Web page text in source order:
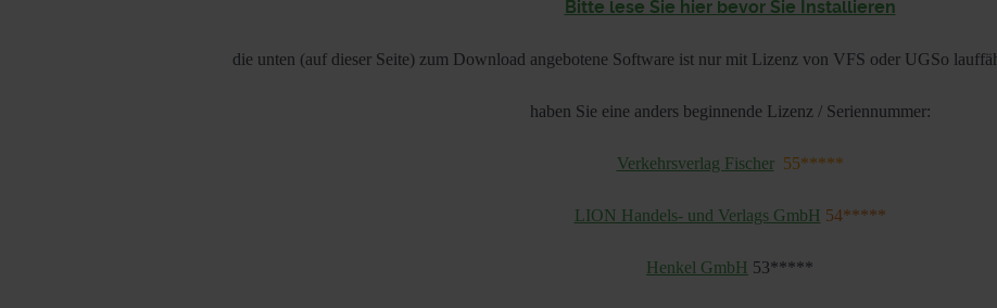
Bitte lese Sie hier bevor Sie Installieren
die unten (auf dieser Seite) zum Download angebotene Software ist nur mit Lizenz von VFS oder UGSo
haben Sie eine anders beginnende Lizenz / Seriennummer:
Verkehrsverlag Fischer55*****
LION Handels- und Verlags GmbH 54*****
Henkel GmbH 53*****